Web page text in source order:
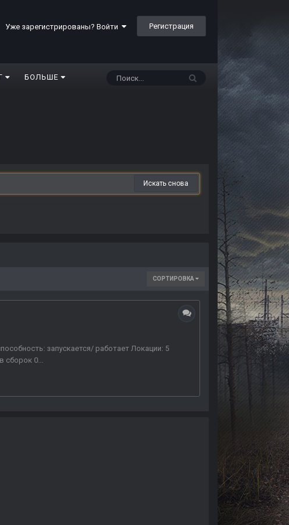
Уже зарегистрированы? Войти Регистрация
БОЛЬШЕ
Искать снова
СОРТИРОВКА
запускается/ работает Локации: 5
сборок 0...